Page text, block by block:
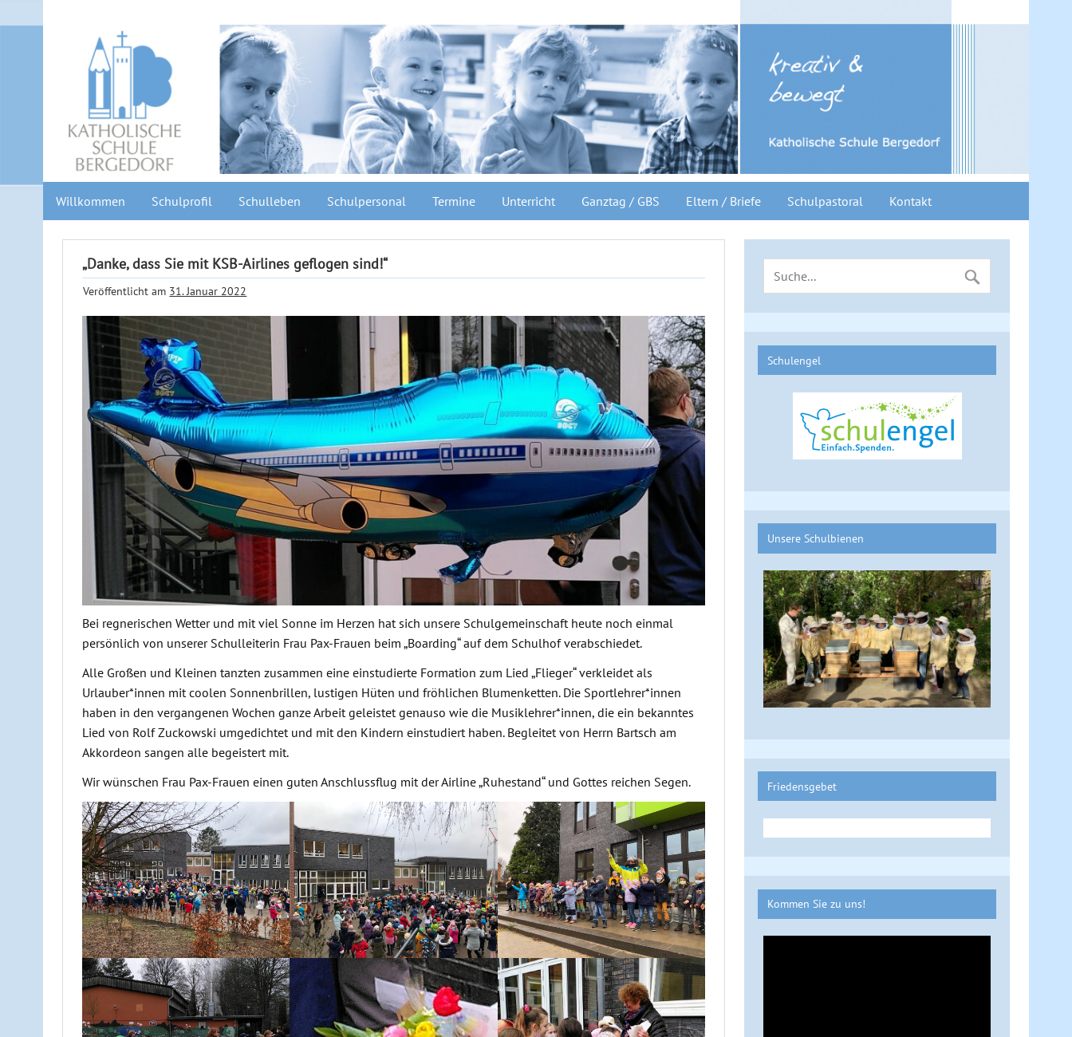
Willkommen Schulprofil Schulleben Schulpersonal Termine Unterricht Ganztag / GBS Eltern / Briefe Schulpastoral Kontakt
„Danke, dass Sie mit KSB-Airlines geflogen sind!“
Veröffentlicht am 31. Januar 2022
Bei regnerischen Wetter und mit viel Sonne im Herzen hat sich unsere Schulgemeinschaft heute noch einmal
persönlich von unserer Schulleiterin Frau Pax-Frauen beim „Boarding“ auf dem Schulhof verabschiedet.
Alle Großen und Kleinen tanzten zusammen eine einstudierte Formation zum Lied „Flieger“ verkleidet als
Urlauber*innen mit coolen Sonnenbrillen, lustigen Hüten und fröhlichen Blumenketten. Die Sportlehrer*innen
haben in den vergangenen Wochen ganze Arbeit geleistet genauso wie die Musiklehrer*innen, die ein bekanntes
Lied von Rolf Zuckowski umgedichtet und mit den Kindern einstudiert haben. Begleitet von Herrn Bartsch am
Akkordeon sangen alle begeistert mit.
Wir wünschen Frau Pax-Frauen einen guten Anschlussflug mit der Airline „Ruhestand“ und Gottes reichen Segen.
Schulengel
Unsere Schulbienen
Friedensgebet
Kommen Sie zu uns!